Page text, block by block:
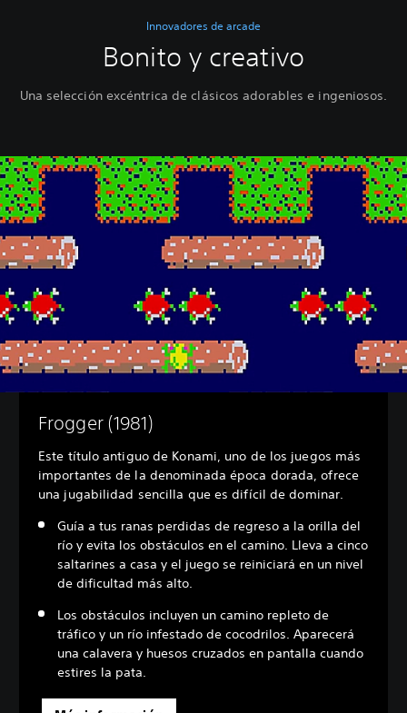
Innovadores de arcade
Bonito y creativo
Una selección excéntrica de clásicos adorables e ingeniosos.
Frogger (1981)
Este título antiguo de Konami, uno de los juegos más
importantes de la denominada época dorada, ofrece
una jugabilidad sencilla que es difícil de dominar.
Guía a tus ranas perdidas de regreso a la orilla del
río y evita los obstáculos en el camino. Lleva a cinco
saltarines a casa y el juego se reiniciará en un nivel
de dificultad más alto.
Los obstáculos incluyen un camino repleto de
tráfico y un río infestado de cocodrilos. Aparecerá
una calavera y huesos cruzados en pantalla cuando
estires la pata.